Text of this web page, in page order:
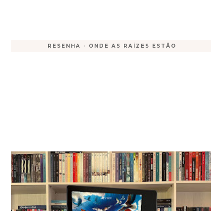
RESENHA - ONDE AS RAÍZES ESTÃO